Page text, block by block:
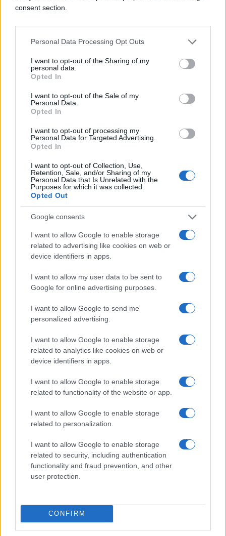
consent section.
Personal Data Processing Opt Outs
I want to opt-out of the Sharing of my
personal data.
Opted In
I want to opt-out of the Sale of my
Personal Data.
Opted In
I want to opt-out of processing my
Personal Data for Targeted Advertising.
Opted In
I want to opt-out of Collection, Use,
Retention, Sale, and/or Sharing of my
Personal Data that Is Unrelated with the
Purposes for which it was collected.
Opted Out
Google consents
I want to allow Google to enable storage
related to advertising like cookies on web or
device identifiers in apps.
I want to allow my user data to be sent to
Google for online advertising purposes.
I want to allow Google to send me
personalized advertising.
I want to allow Google to enable storage
related to analytics like cookies on web or
device identifiers in apps.
I want to allow Google to enable storage
related to functionality of the website or app.
I want to allow Google to enable storage
related to personalization.
I want to allow Google to enable storage
related to security, including authentication
functionality and fraud prevention, and other
user protection.
CONFIRM
#trik #nokti